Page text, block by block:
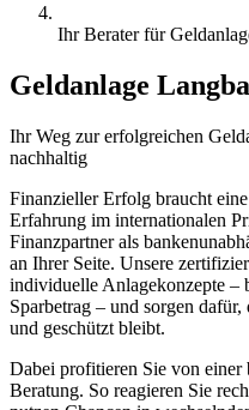
Ihr Berater für
Geldanlage
Ihr Weg zurerfolgreichen
nachhaltig
Finanzieller Erfolg braucht
Erfahrung im internationalen
Finanzpartner als
an Ihrer Seite. Unsere
individuelle Anlagekonzepte –
Sparbetrag – und sorgen
und geschützt bleibt.
Dabei profitieren Sie von einer
Beratung. So reagieren Sie